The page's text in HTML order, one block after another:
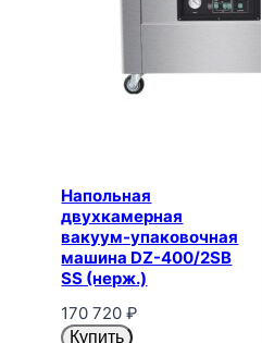
Напольная
двухкамерная
вакуум-упаковочная
машина DZ-400/2SB
SS (нерж.)
170 720₽
Купить